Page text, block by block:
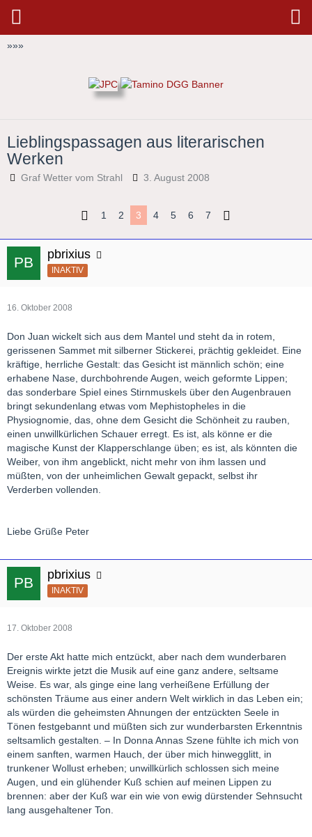
»»»
Lieblingspassagen aus literarischen
Werken
Graf Wetter vom Strahl 3. August 2008
1 2 3 4 5 6 7
pbrixius
INAKTIV
16. Oktober 2008
Don Juan wickelt sich aus dem Mantel und steht da in rotem,
gerissenen Sammet mit silberner Stickerei, prächtig gekleidet. Eine
kräftige, herrliche Gestalt: das Gesicht ist männlich schön; eine
erhabene Nase, durchbohrende Augen, weich geformte Lippen;
das sonderbare Spiel eines Stirnmuskels über den Augenbrauen
bringt sekundenlang etwas vom Mephistopheles in die
Physiognomie, das, ohne dem Gesicht die Schönheit zu rauben,
einen unwillkürlichen Schauer erregt. Es ist, als könne er die
magische Kunst der Klapperschlange üben; es ist, als könnten die
Weiber, von ihm angeblickt, nicht mehr von ihm lassen und
müßten, von der unheimlichen Gewalt gepackt, selbst ihr
Verderben vollenden.
Liebe Grüße Peter
pbrixius
INAKTIV
17. Oktober 2008
Der erste Akt hatte mich entzückt, aber nach dem wunderbaren
Ereignis wirkte jetzt die Musik auf eine ganz andere, seltsame
Weise. Es war, als ginge eine lang verheißene Erfüllung der
schönsten Träume aus einer andern Welt wirklich in das Leben ein;
als würden die geheimsten Ahnungen der entzückten Seele in
Tönen festgebannt und müßten sich zur wunderbarsten Erkenntnis
seltsamlich gestalten. – In Donna Annas Szene fühlte ich mich von
einem sanften, warmen Hauch, der über mich hinwegglitt, in
trunkener Wollust erheben; unwillkürlich schlossen sich meine
Augen, und ein glühender Kuß schien auf meinen Lippen zu
brennen: aber der Kuß war ein wie von ewig dürstender Sehnsucht
lang ausgehaltener Ton.